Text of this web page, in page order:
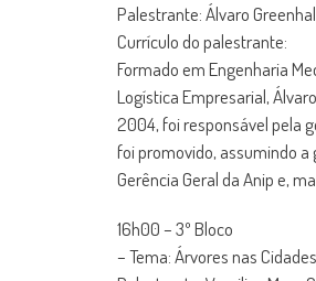
Palestrante: Álvaro
Currículo do palestrante:
Formado em Engenharia
Logística Empresarial,
2004, foi responsável pela
foi promovido, assumindo a
Gerência Geral da Anip e,
16h00 – 3º Bloco
– Tema: Árvores nas Cidades.